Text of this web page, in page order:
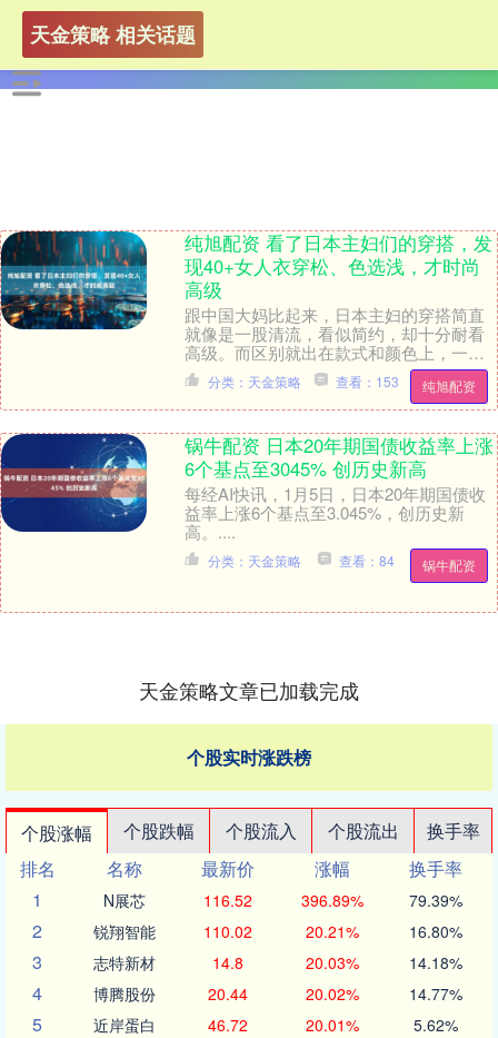
天金策略 相关话题
纯旭配资 看了日本主妇们的穿搭，发
现40+女人衣穿松、色选浅，才时尚
高级
跟中国大妈比起来，日本主妇的穿搭简直
就像是一股清流，看似简约，却十分耐看
高级。而区别就出在款式和颜色上，一些
细微的变化，往往可以直接影响最终的搭
配效果和美观性。....
纯旭配资
分类：天金策略 查看：153
锅牛配资 日本20年期国债收益率上涨
6个基点至3045% 创历史新高
每经AI快讯，1月5日，日本20年期国债收
益率上涨6个基点至3.045%，创历史新
高。....
锅牛配资
分类：天金策略 查看：84
天金策略文章已加载完成
个股实时涨跌榜
个股涨幅 个股跌幅 个股流入 个股流出
换手率
排名
名称 最新价 涨幅
换手率
1
N展芯 116.52 396.89% 79.39%
2 锐翔智能 110.02 20.21% 16.80%
3 志特新材 14.8 20.03% 14.18%
4 博腾股份 20.44 20.02% 14.77%
5 近岸蛋白 46.72 20.01% 5.62%